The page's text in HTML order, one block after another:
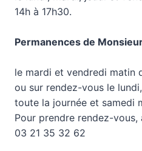
14h à 17h30.
Permanences de
le mardi et vendredi matin
ou sur rendez-vous le
toute la journée et samedi
Pour prendre rendez-
03 21 35 32 62